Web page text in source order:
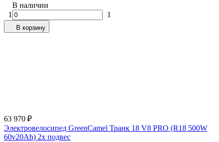
В наличии
1
1
В корзину
63 970 ₽
Электровелосипед GreenCamel Транк 18 V8 PRO (R18 500W
60v20Ah) 2х подвес